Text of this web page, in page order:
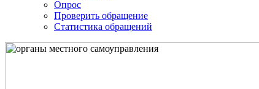
Опрос
Проверить обращение
Статистика обращений